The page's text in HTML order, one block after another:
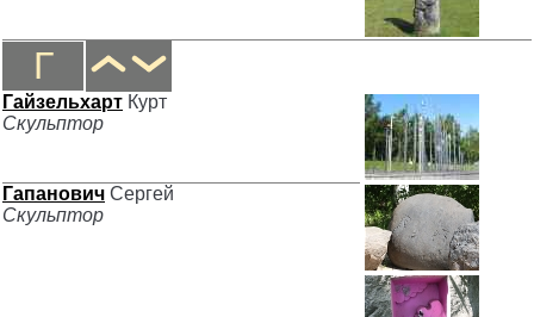
Г
Гайзельхарт Курт
Скульптор
Гапанович Сергей
Скульптор